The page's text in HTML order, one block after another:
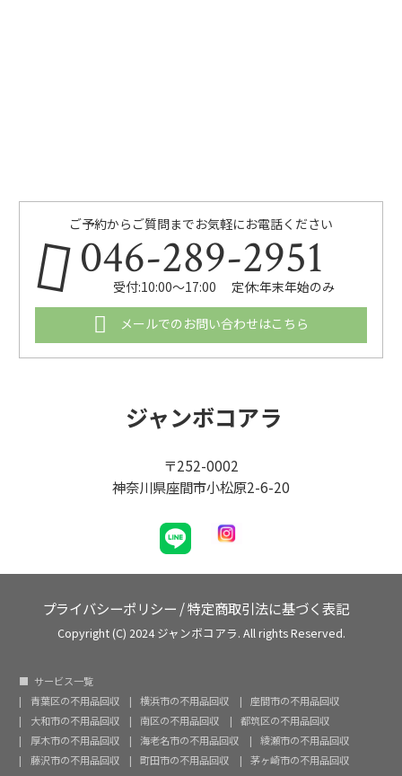
ご予約からご質問までお気軽にお電話ください
046-289-2951
受付:10:00～17:00 定休:年末年始のみ
メールでのお問い合わせはこちら
ジャンボコアラ
〒252-0002
神奈川県座間市小松原2-6-20
プライバシーポリシー /特定商取引法に基づく表記
Copyright (C) 2024 ジャンボコアラ. All rights Reserved.
サービス一覧
青葉区の不用品回収
横浜市の不用品回収
座間市の不用品回収
大和市の不用品回収
南区の不用品回収
都筑区の不用品回収
厚木市の不用品回収
海老名市の不用品回収
綾瀬市の不用品回収
藤沢市の不用品回収
町田市の不用品回収
茅ヶ崎市の不用品回収